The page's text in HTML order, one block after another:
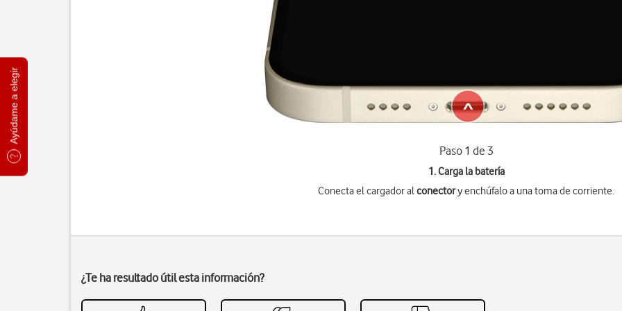
Ayúdame a elegir
Paso 1 de 3
1. Carga la batería
Conecta el cargador alconectory enchúfalo a una toma de corriente.
¿Te ha resultado útil esta información?